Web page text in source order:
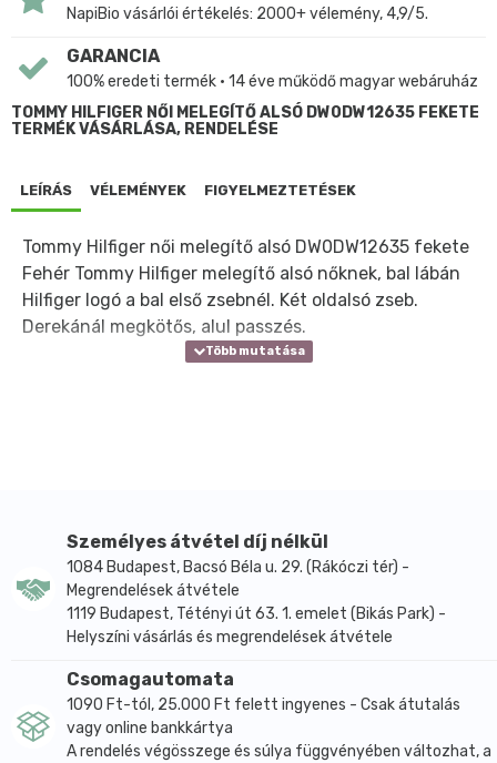
NapiBio vásárlói értékelés: 2000+ vélemény, 4,9/5.
GARANCIA
100% eredeti termék • 14 éve működő magyar webáruház
TOMMY HILFIGER NŐI MELEGÍTŐ ALSÓ DW0DW12635 FEKETE
TERMÉK VÁSÁRLÁSA, RENDELÉSE
LEÍRÁS VÉLEMÉNYEK FIGYELMEZTETÉSEK
Tommy Hilfiger női melegítő alsó DW0DW12635 fekete
Fehér Tommy Hilfiger melegítő alsó nőknek, bal lábán
Hilfiger logó a bal első zsebnél. Két oldalsó zseb.
Derekánál megkötős, alul passzés.
Személyes átvétel díj nélkül
1084 Budapest, Bacsó Béla u. 29. (Rákóczi tér) -
Megrendelések átvétele
1119 Budapest, Tétényi út 63. 1. emelet (Bikás Park) -
Helyszíni vásárlás és megrendelések átvétele
Csomagautomata
1090 Ft-tól, 25.000 Ft felett ingyenes - Csak átutalás
vagy online bankkártya
A rendelés végösszege és súlya függvényében változhat, a